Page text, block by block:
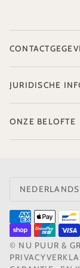
JURIDISCHE
ONZE BELOFTE
NEDERLANDS
© NU PUUR &